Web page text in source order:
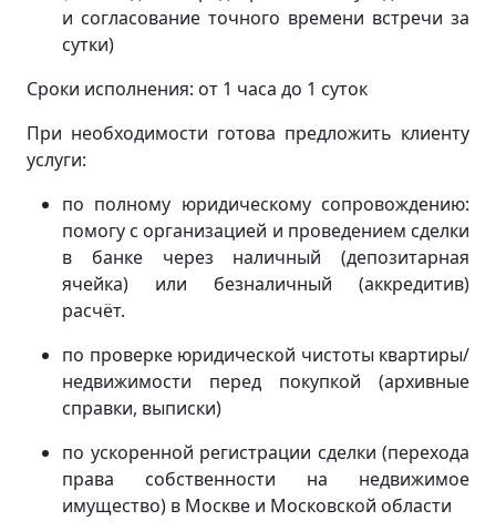
и согласование точного времени встречи за
сутки)
Сроки исполнения: от 1 часа до 1 суток
При необходимости готова предложить клиенту
услуги:
по полному юридическому сопровождению:
помогу с организацией и проведением сделки
в банке через наличный (депозитарная
ячейка) или безналичный (аккредитив)
расчёт.
по проверке юридической чистоты квартиры/
недвижимости перед покупкой (архивные
справки, выписки)
по ускоренной регистрации сделки (перехода
права собственности на недвижимое
имущество) в Москве и Московской области